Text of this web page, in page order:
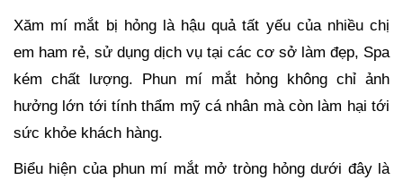
Xăm mí mắt bị hỏng là hậu quả tất yếu của nhiều chị
em ham rẻ, sử dụng dịch vụ tại các cơ sở làm đẹp, Spa
kém chất lượng. Phun mí mắt hỏng không chỉ ảnh
hưởng lớn tới tính thẩm mỹ cá nhân mà còn làm hại tới
sức khỏe khách hàng.
Biểu hiện của phun mí mắt mở tròng hỏng dưới đây là